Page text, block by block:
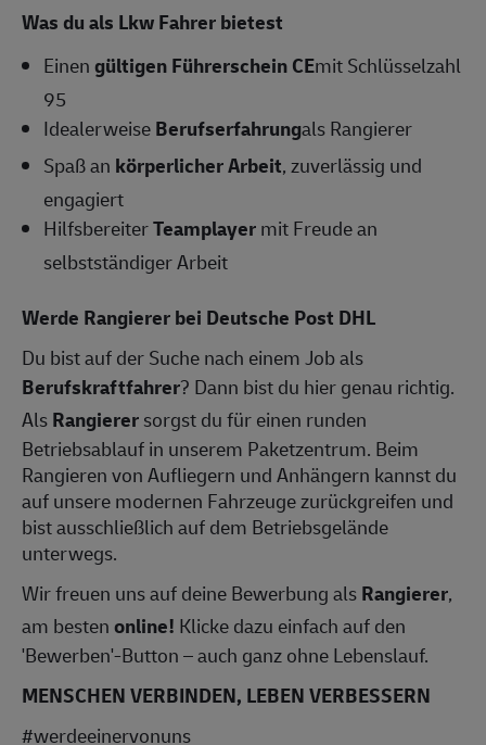
Was du als Lkw Fahrer bietest
Einengültigen Führerschein CEmit Schlüsselzahl
95
IdealerweiseBerufserfahrungals Rangierer
Spaß an körperlicher Arbeit, zuverlässig und
engagiert
HilfsbereiterTeamplayermit Freude an
selbstständiger Arbeit
Werde Rangierer bei Deutsche Post DHL
Du bist auf der Suche nach einem Job als
Berufskraftfahrer? Dann bist du hier genau richtig.
AlsRangierersorgst du für einen runden
Betriebsablauf in unserem Paketzentrum. Beim
Rangieren von Aufliegern und Anhängern kannst du
auf unsere modernen Fahrzeuge zurückgreifen und
bist ausschließlich auf dem Betriebsgelände
unterwegs.
Wir freuen uns auf deine Bewerbung alsRangierer,
am bestenonline! Klicke dazu einfach auf den
'Bewerben'-Button – auch ganz ohne Lebenslauf.
MENSCHEN VERBINDEN, LEBEN VERBESSERN
#werdeeinervonuns